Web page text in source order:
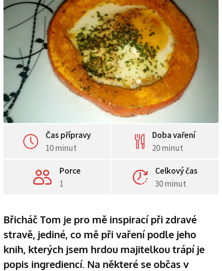
Čas přípravy
10 minut
Doba vaření
20 minut
Porce
1
Celkový čas
30 minut
Břicháč Tom je pro mě inspirací při zdravé
stravě, jediné, co mě při vaření podle jeho
knih, kterých jsem hrdou majitelkou trápí je
popis ingrediencí. Na některé se občas v